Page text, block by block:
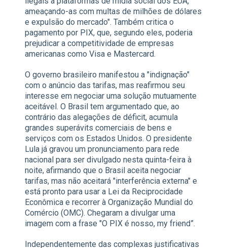
ameaçando-as com multas de milhões de dólares
e expulsão do mercado". Também critica o
pagamento por PIX, que, segundo eles, poderia
prejudicar a competitividade de empresas
americanas como Visa e Mastercard.
O governo brasileiro manifestou a "indignação"
com o anúncio das tarifas, mas reafirmou seu
interesse em negociar uma solução mutuamente
aceitável. O Brasil tem argumentado que, ao
contrário das alegações de déficit, acumula
grandes superávits comerciais de bens e
serviços com os Estados Unidos. O presidente
Lula já gravou um pronunciamento para rede
nacional para ser divulgado nesta quinta-feira à
noite, afirmando que o Brasil aceita negociar
tarifas, mas não aceitará "interferência externa" e
está pronto para usar a Lei da Reciprocidade
Econômica e recorrer à Organização Mundial do
Comércio (OMC). Chegaram a divulgar uma
imagem com a frase "O PIX é nosso, my friend”.
Independentemente das complexas justificativas